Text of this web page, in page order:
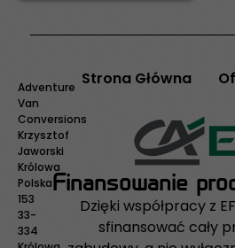
Adventure
Van
Conversions
Krzysztof
Jaworski
Królowa
Polska
153
33-
334
Strona Główna
Finansowanie
Dzięki współpracy z
sfinansować cały